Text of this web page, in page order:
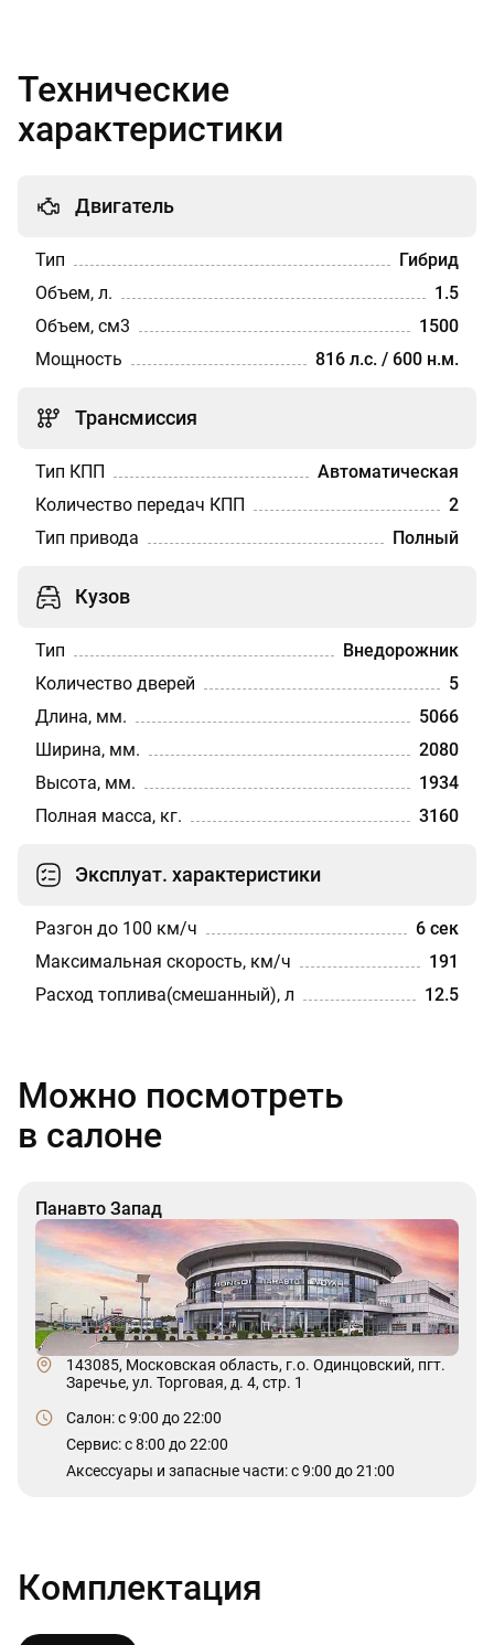
Технические
характеристики
Двигатель
Тип
Гибрид
Объем, л.
1.5
Объем, см3
1500
Мощность
816 л.с. / 600 н.м.
Трансмиссия
Тип КПП
Автоматическая
Количество передач КПП
2
Тип привода
Полный
Кузов
Тип
Внедорожник
Количество дверей
5
Длина, мм.
5066
Ширина, мм.
2080
Высота, мм.
1934
Полная масса, кг.
3160
Эксплуат. характеристики
Разгон до 100 км/ч
6 сек
Максимальная скорость, км/ч
191
Расход топлива(смешанный), л
12.5
Можно посмотреть
в салоне
Панавто Запад
143085, Московская область, г.о. Одинцовский, пгт.
Заречье, ул. Торговая, д. 4, стр. 1
Салон: c 9:00 до 22:00
Сервис: c 8:00 до 22:00
Аксессуары и запасные части: с 9:00 до 21:00
Комплектация